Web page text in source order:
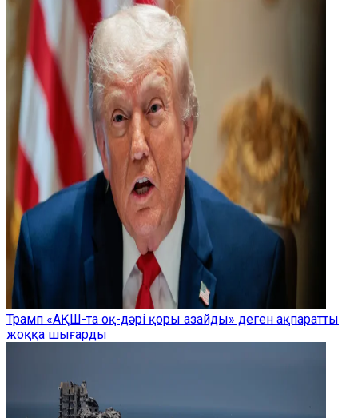
Трамп «АҚШ-та оқ-дәрі қоры азайды» деген ақпаратты
жоққа шығарды